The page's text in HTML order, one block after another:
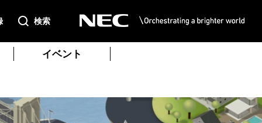
検索
イベント